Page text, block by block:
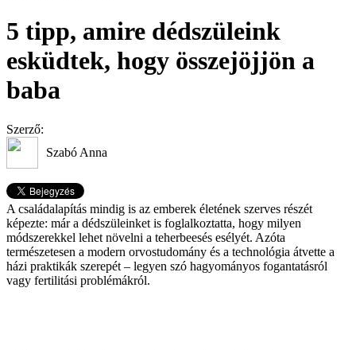
5 tipp, amire dédszüleink
esküdtek, hogy összejöjjön a
baba
Szerző:
Szabó Anna
A családalapítás mindig is az emberek életének szerves részét
képezte: már a dédszüleinket is foglalkoztatta, hogy milyen
módszerekkel lehet növelni a teherbeesés esélyét. Azóta
természetesen a modern orvostudomány és a technológia átvette a
házi praktikák szerepét – legyen szó hagyományos fogantatásról
vagy fertilitási problémákról.